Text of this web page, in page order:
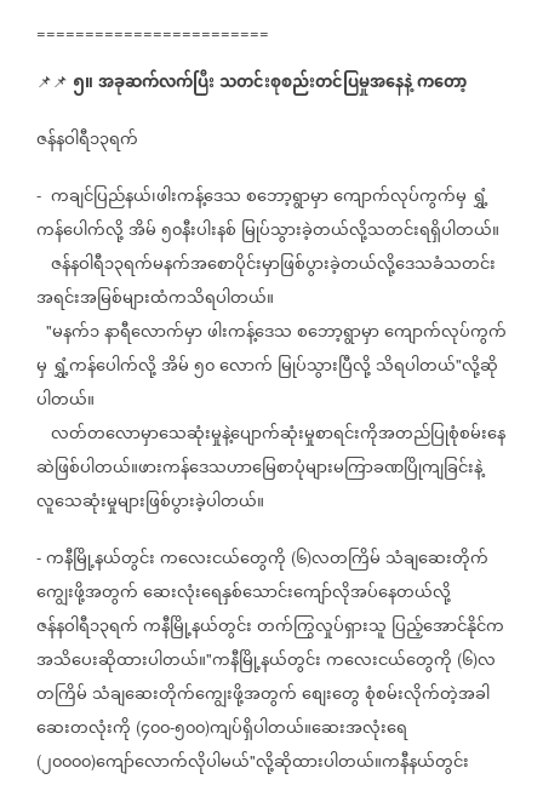
========================
📌📌 ၅။အခုဆက်လက်ပြီးသတင်းစုစည်းတင်ပြမှုအနေနဲ့ကတော့
ဇန်နဝါရီ၁၃ရက်
- ကချင်ပြည်နယ်၊ဖါးကန့်ဒေသစဘော့ရွာမှာကျောက်လုပ်ကွက်မှ ရွှံ့
ကန်ပေါက်လို့အိမ်၅၀နီးပါးနစ် မြုပ်သွားခဲ့တယ်လို့သတင်းရရှိပါတယ်။
ဇန်နဝါရီ၁၃ရက်မနက်အစောပိုင်းမှာဖြစ်ပွားခဲ့တယ်လို့ဒေသခံသတင်း
အရင်းအမြစ်များထံကသိရပါတယ်။
"မနက်၁နာရီလောက်မှာဖါးကန့်ဒေသစဘော့ရွာမှာကျောက်လုပ်ကွက်
မှ ရွှံ့ကန်ပေါက်လို့အိမ်၅၀လောက် မြုပ်သွားပြီလို့သိရပါတယ်"လို့ဆို
ပါတယ်။
လတ်တလောမှာသေဆုံးမှုနဲ့ပျောက်ဆုံးမှုစာရင်းကိုအတည်ပြုစုံစမ်းနေ
ဆဲဖြစ်ပါတယ်။ဖားကန်ဒေသဟာမြေစာပုံများမကြာခဏပြိုကျခြင်းနဲ့
လူသေဆုံးမှုများဖြစ်ပွားခဲ့ပါတယ်။
- ကနီမြို့နယ်တွင်းကလေးငယ်တွေကို (၆)လတကြိမ် သံချဆေးတိုက်
ကျွေးဖို့အတွက်ဆေးလုံးရေနှစ်သောင်းကျော်လိုအပ်နေတယ်လို့
ဇန်နဝါရီ၁၃ရက်ကနီမြို့နယ်တွင်းတက်ကြွလှုပ်ရှားသူ ပြည့်အောင်နိုင်က
အသိပေးဆိုထားပါတယ်။"ကနီမြို့နယ်တွင်းကလေးငယ်တွေကို (၆)လ
တကြိမ် သံချဆေးတိုက်ကျွေးဖို့အတွက်စျေးတွေစုံစမ်းလိုက်တဲ့အခါ
ဆေးတလုံးကို (၄၀၀-၅၀၀)ကျပ်ရှိပါတယ်။ဆေးအလုံးရေ
(၂၀၀၀၀)ကျော်လောက်လိုပါမယ်"လို့ဆိုထားပါတယ်။ကနီနယ်တွင်း